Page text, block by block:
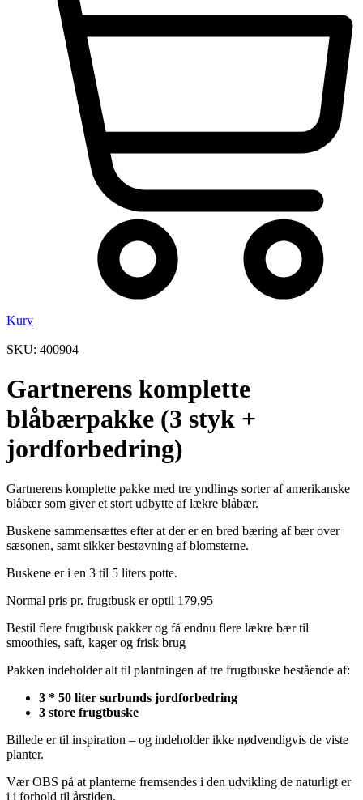
Kurv
SKU: 400904
Gartnerens komplette
blåbærpakke (3 styk +
jordforbedring)
Gartnerens komplette pakke med tre yndlings sorter af amerikanske
blåbær som giver et stort udbytte af lækre blåbær.
Buskene sammensættes efter at der er en bred bæring af bær over
sæsonen, samt sikker bestøvning af blomsterne.
Buskene er i en 3 til 5 liters potte.
Normal pris pr. frugtbusk er optil 179,95
Bestil flere frugtbusk pakker og få endnu flere lækre bær til
smoothies, saft, kager og frisk brug
Pakken indeholder alt til plantningen af tre frugtbuske bestående af:
3 * 50 liter surbunds jordforbedring
3 store frugtbuske
Billede er til inspiration – og indeholder ikke nødvendigvis de viste
planter.
Vær OBS på at planterne fremsendes i den udvikling de naturligt er
i i forhold til årstiden.